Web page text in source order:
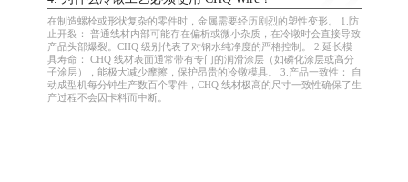
在制造螺栓或形状复杂的零件时，金属需要经历剧烈的塑性变形。 1.防
止开裂： 普通线材内部可能存在偏析或微小杂质，在冷镦时会直接导致
产品头部爆裂。CHQ 级别代表了对钢水纯净度的严格控制。 2.延长模
具寿命： CHQ 线材表面通常带有专门的润滑涂层（如磷化涂层或高分
子涂层），能极大减少摩擦，保护昂贵的冷镦模具。 3.产品一致性： 自
动成型机每分钟生产数百个零件，CHQ 线材极高的尺寸一致性确保了生
产过程不会因卡料而中断。